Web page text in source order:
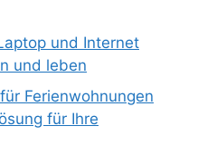
und Internet
und leben
Ferienwohnungen
für Ihre